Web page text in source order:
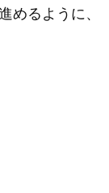
めるように、